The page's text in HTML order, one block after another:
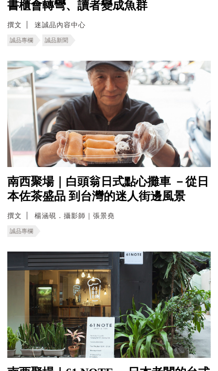
書櫃會轉彎、讀者變成魚群
撰文 迷誠品內容中心
誠品專欄 誠品新聞
南西聚場｜白頭翁日式點心攤車 －從日
本佐茶盛品 到台灣的迷人街邊風景
撰文 楊涵硯．攝影師｜張景堯
誠品專欄